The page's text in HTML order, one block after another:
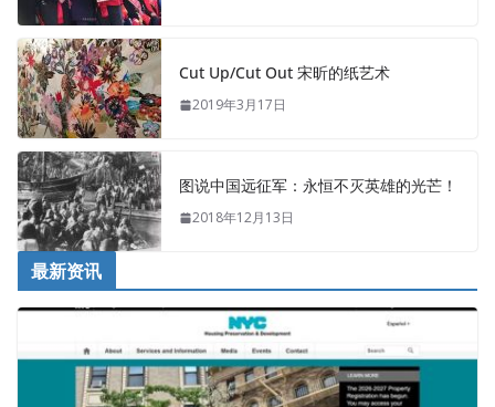
Cut Up/Cut Out 宋昕的纸艺术
2019年3月17日
图说中国远征军：永恒不灭英雄的光芒！
2018年12月13日
最新资讯